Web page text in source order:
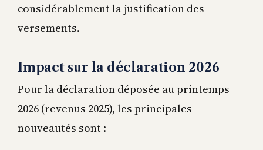
considérablement la justification des
versements.
Impact sur la déclaration 2026
Pour la déclaration déposée au printemps
2026 (revenus 2025), les principales
nouveautés sont :